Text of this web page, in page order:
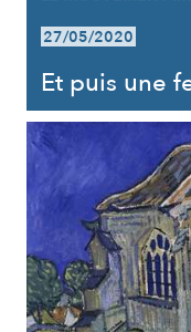
27/05/2020
Et puis une